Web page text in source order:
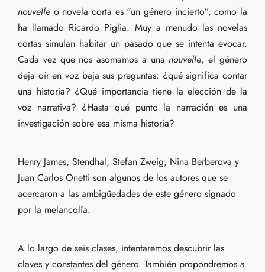
nouvelle o novela corta es “un género incierto”, como la
ha llamado Ricardo Piglia. Muy a menudo las novelas
cortas simulan habitar un pasado que se intenta evocar.
Cada vez que nos asomamos a unanouvelle, el género
deja oír en voz baja sus preguntas: ¿qué significa contar
una historia? ¿Qué importancia tiene la elección de la
voz narrativa? ¿Hasta qué punto la narración es una
investigación sobre esa misma historia?
Henry James, Stendhal, Stefan Zweig, Nina Berberova y
Juan Carlos Onetti son algunos de los autores que se
acercaron a las ambigüedades de este género signado
por la melancolía.
A lo largo de seis clases, intentaremos descubrir las
claves y constantes del género. También propondremos a